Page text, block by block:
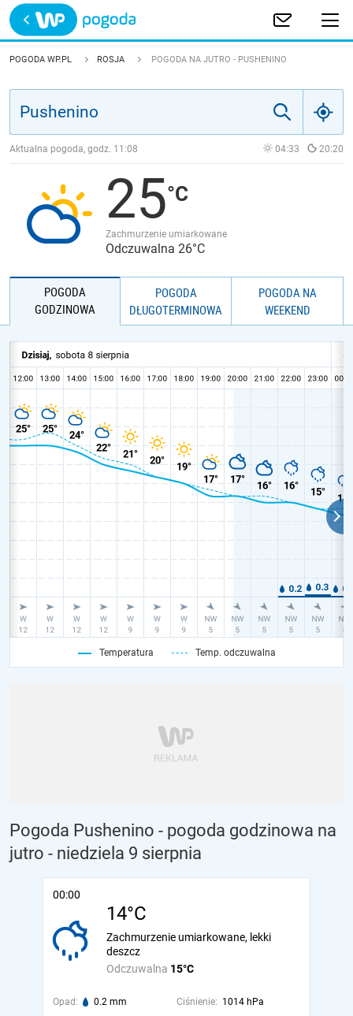
Trwa ładowanie
POLSKA
JAKOŚĆ POWIETRZA
POGODA WP.PL ROSJA POGODA NA JUTRO - PUSHENINO
Aktualna pogoda, godz. 11:08 04:33 20:20
25
Zachmurzenie umiarkowane
Odczuwalna 26°C
POGODA
GODZINOWA
POGODA
DŁUGOTERMINOWA
POGODA NA
WEEKEND
Temperatura Temp. odczuwalna
Pogoda Pushenino - pogoda godzinowa na
jutro - niedziela 9 sierpnia
00:00
14°C
Odczuwalna 15°C
Zachmurzenie umiarkowane, lekki
deszcz
Opad: 0.2 mm Ciśnienie: 1014 hPa